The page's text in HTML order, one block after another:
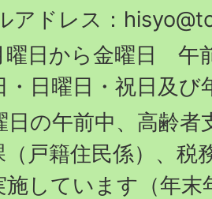
場
ドレス：
曜日から金曜日 午
・日曜日・祝日及び
日の午前中、高齢者
戸籍住民係）、税
施しています（年末